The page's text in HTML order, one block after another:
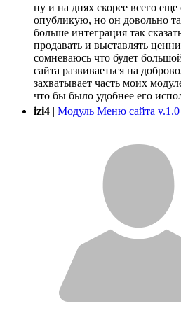
ну и на днях скорее всего
опубликую, но он довольно
больше интеграция так
продавать и выставлять
сомневаюсь что будет
сайта развиваеться на
захватывает часть моих
что бы было удобнее его
izi4 | Модуль Меню сайта v.1.0